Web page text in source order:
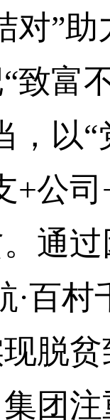
对”
致富
，以
+公
通
·百
脱
团